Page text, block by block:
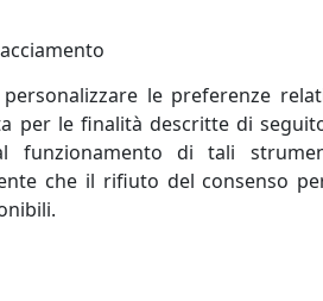
le preferenze
per le finalità descritte di
funzionamento di tali
che il rifiuto del consenso